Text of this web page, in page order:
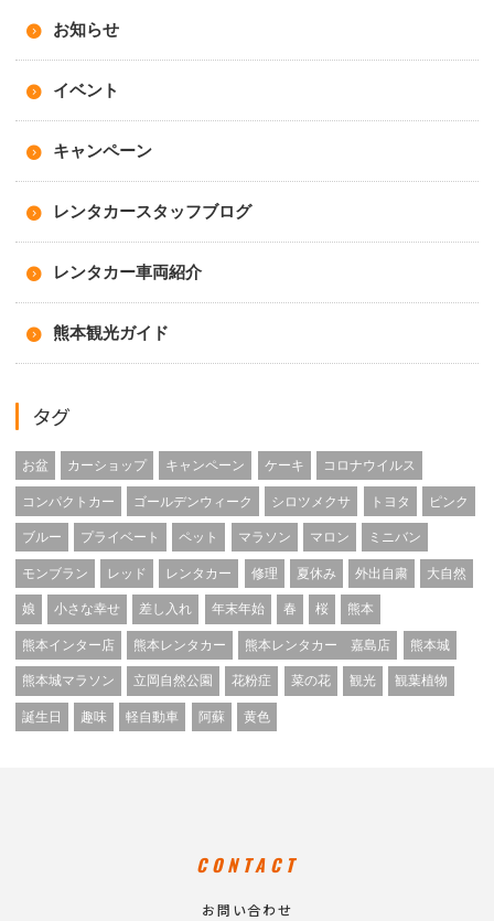
お知らせ
イベント
キャンペーン
レンタカースタッフブログ
レンタカー車両紹介
熊本観光ガイド
タグ
お盆 カーショップ キャンペーン ケーキ コロナウイルス
コンパクトカー ゴールデンウィーク シロツメクサ トヨタ ピンク
ブルー プライベート ペット マラソン マロン ミニバン
モンブラン レッド レンタカー 修理 夏休み 外出自粛 大自然
娘 小さな幸せ 差し入れ 年末年始 春 桜 熊本
熊本インター店 熊本レンタカー 熊本レンタカー 嘉島店 熊本城
熊本城マラソン 立岡自然公園 花粉症 菜の花 観光 観葉植物
誕生日 趣味 軽自動車 阿蘇 黄色
CONTACT
お問い合わせ